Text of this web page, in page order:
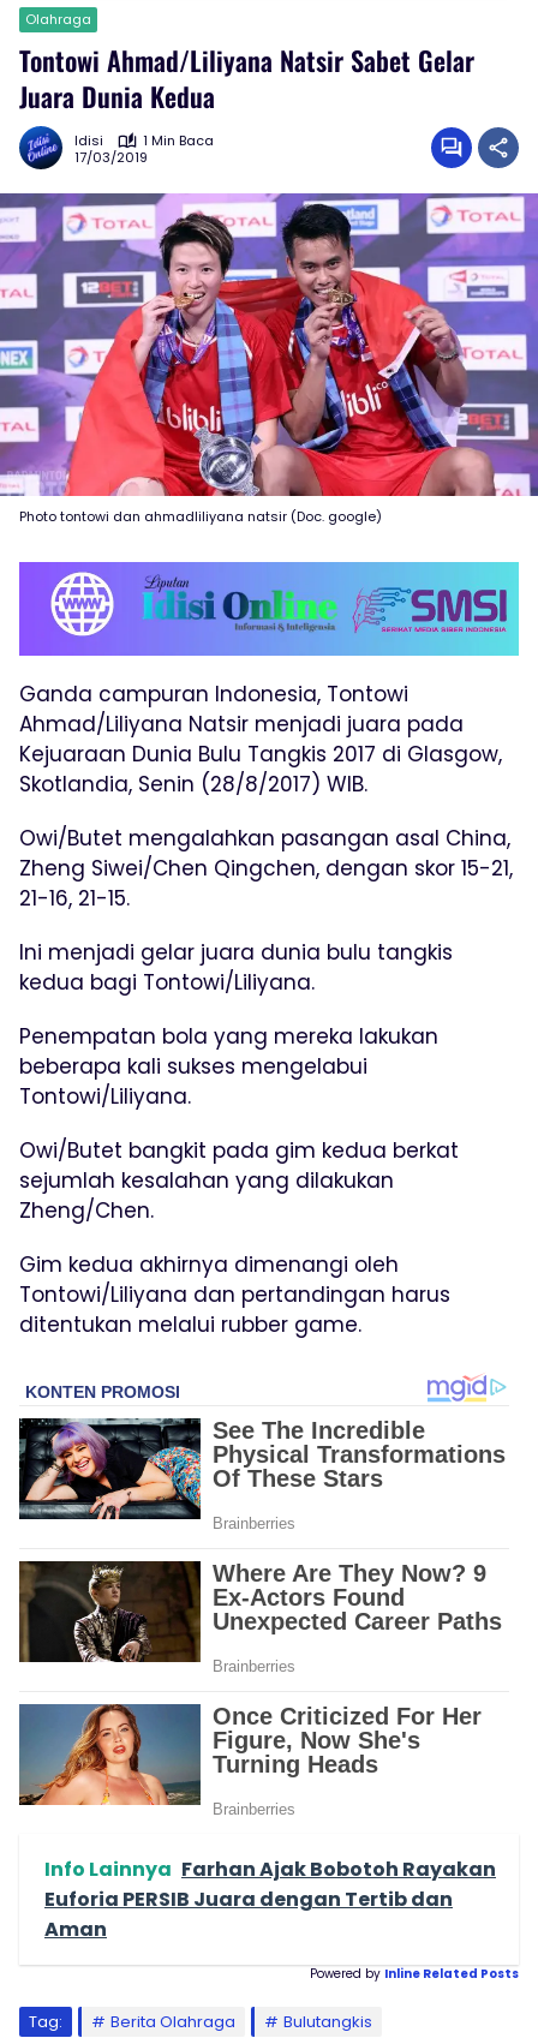
Olahraga
Tontowi Ahmad/Liliyana Natsir Sabet Gelar
Juara Dunia Kedua
Idisi
1 Min Baca
17/03/2019
Photo tontowi dan ahmadliliyana natsir (Doc. google)
Ganda campuran Indonesia, Tontowi
Ahmad/Liliyana Natsir menjadi juara pada
Kejuaraan Dunia Bulu Tangkis 2017 di Glasgow,
Skotlandia, Senin (28/8/2017) WIB.
Owi/Butet mengalahkan pasangan asal China,
Zheng Siwei/Chen Qingchen, dengan skor 15-21,
21-16, 21-15.
Ini menjadi gelar juara dunia bulu tangkis
kedua bagi Tontowi/Liliyana.
Penempatan bola yang mereka lakukan
beberapa kali sukses mengelabui
Tontowi/Liliyana.
Owi/Butet bangkit pada gim kedua berkat
sejumlah kesalahan yang dilakukan
Zheng/Chen.
Gim kedua akhirnya dimenangi oleh
Tontowi/Liliyana dan pertandingan harus
ditentukan melalui rubber game.
Info Lainnya Farhan Ajak Bobotoh Rayakan
Euforia PERSIB Juara dengan Tertib dan
Aman
Powered by Inline Related Posts
Tag: Berita Olahraga
Bulutangkis